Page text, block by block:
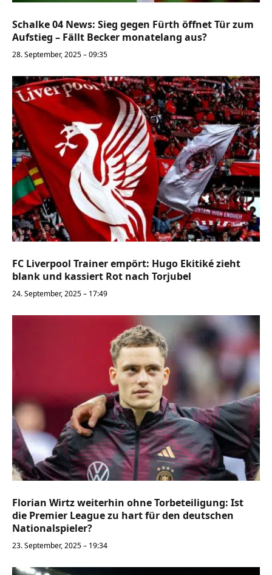
Schalke 04 News: Sieg gegen Fürth öffnet Tür zum
Aufstieg – Fällt Becker monatelang aus?
28. September, 2025 – 09:35
FC Liverpool Trainer empört: Hugo Ekitiké zieht
blank und kassiert Rot nach Torjubel
24. September, 2025 – 17:49
Florian Wirtz weiterhin ohne Torbeteiligung: Ist
die Premier League zu hart für den deutschen
Nationalspieler?
23. September, 2025 – 19:34